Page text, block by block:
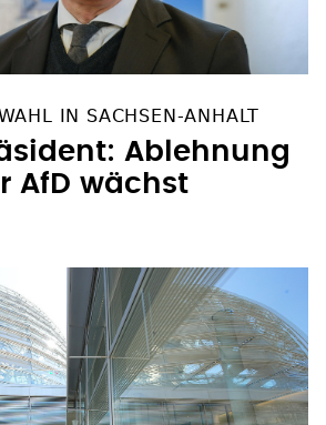
IN SACHSEN-ANHALT
Ablehnung
AfD wächst